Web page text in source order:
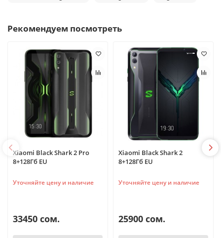
Рекомендуем посмотреть
Xiaomi Black Shark 2 Pro
8+128Гб EU
Уточняйте цену и наличие
33450 сом.
Xiaomi Black Shark 2
8+128Гб EU
Уточняйте цену и наличие
25900 сом.